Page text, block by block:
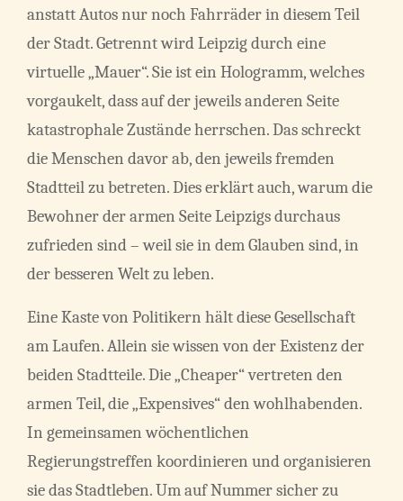
anstatt Autos nur noch Fahrräder in diesem Teil
der Stadt. Getrennt wird Leipzig durch eine
virtuelle „Mauer“. Sie ist ein Hologramm, welches
vorgaukelt, dass auf der jeweils anderen Seite
katastrophale Zustände herrschen. Das schreckt
die Menschen davor ab, den jeweils fremden
Stadtteil zu betreten. Dies erklärt auch, warum die
Bewohner der armen Seite Leipzigs durchaus
zufrieden sind – weil sie in dem Glauben sind, in
der besseren Welt zu leben.
Eine Kaste von Politikern hält diese Gesellschaft
am Laufen. Allein sie wissen von der Existenz der
beiden Stadtteile. Die „Cheaper“ vertreten den
armen Teil, die „Expensives“ den wohlhabenden.
In gemeinsamen wöchentlichen
Regierungstreffen koordinieren und organisieren
sie das Stadtleben. Um auf Nummer sicher zu